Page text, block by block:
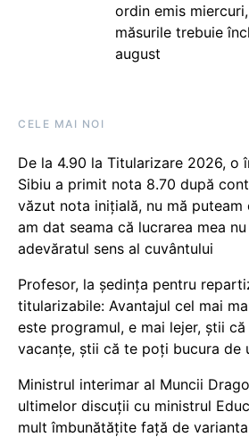
ordin emis
măsurile trebuie
august
CELE MAI NOI
De la 4.90 la Titularizare 2026, o
Sibiu a primit nota 8.70 după
văzut nota inițială, nu mă
am dat seama că lucrarea mea
adevăratul sens al cuvântului
Profesor, la ședința pentru
titularizabile: Avantajul cel mai
este programul, e mai lejer, știi
vacanţe, știi că te poți bucura de
Ministrul interimar al Muncii
ultimelor discuții cu ministrul
mult îmbunătățite față de